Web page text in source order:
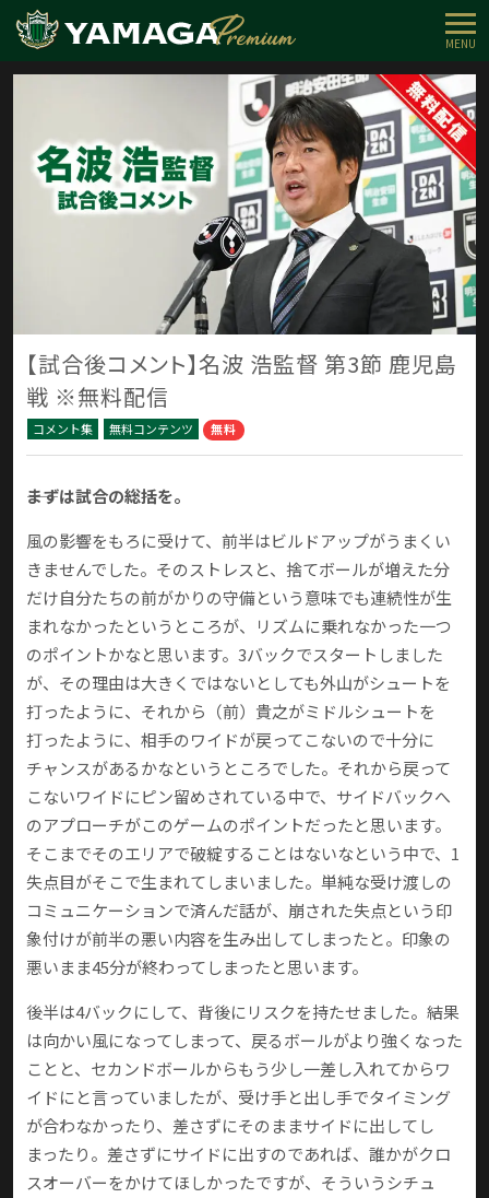
MENU
【試合後コメント】名波 浩監督 第3節 鹿児島
戦 ※無料配信
コメント集 無料コンテンツ 無料
――まずは試合の総括を。
風の影響をもろに受けて、前半はビルドアップがうまくい
きませんでした。そのストレスと、捨てボールが増えた分
だけ自分たちの前がかりの守備という意味でも連続性が生
まれなかったというところが、リズムに乗れなかった一つ
のポイントかなと思います。3バックでスタートしました
が、その理由は大きくではないとしても外山がシュートを
打ったように、それから（前）貴之がミドルシュートを
打ったように、相手のワイドが戻ってこないので十分に
チャンスがあるかなというところでした。それから戻って
こないワイドにピン留めされている中で、サイドバックへ
のアプローチがこのゲームのポイントだったと思います。
そこまでそのエリアで破綻することはないなという中で、1
失点目がそこで生まれてしまいました。単純な受け渡しの
コミュニケーションで済んだ話が、崩された失点という印
象付けが前半の悪い内容を生み出してしまったと。印象の
悪いまま45分が終わってしまったと思います。
後半は4バックにして、背後にリスクを持たせました。結果
は向かい風になってしまって、戻るボールがより強くなった
ことと、セカンドボールからもう少し一差し入れてからワ
イドにと言っていましたが、受け手と出し手でタイミング
が合わなかったり、差さずにそのままサイドに出してし
まったり。差さずにサイドに出すのであれば、誰かがクロ
スオーバーをかけてほしかったですが、そういうシチュ